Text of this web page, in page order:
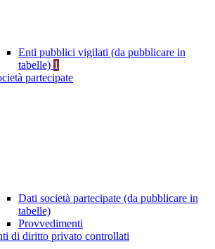
Enti pubblici vigilati (da pubblicare in
tabelle) 1
partecipate
Dati società partecipate (da pubblicare in
tabelle)
Provvedimenti
di diritto privato controllati